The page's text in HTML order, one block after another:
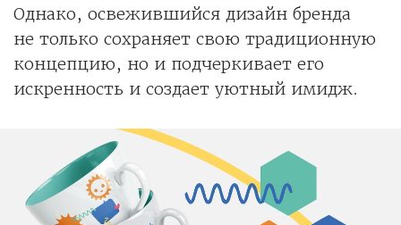
Однако, освежившийся дизайн бренда
не только сохраняет свою традиционную
концепцию, но и подчеркивает его
искренность и создает уютный имидж.